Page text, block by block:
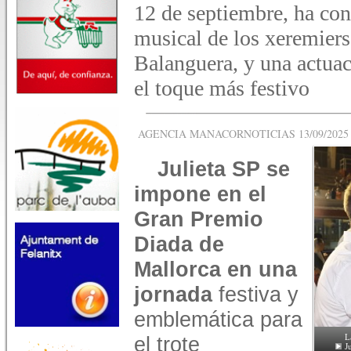
12 de septiembre, ha
musical de los
Balanguera, y una
el toque más festivo
AGENCIA MANACORNOTICIAS 13/09/
Julieta SP se
impone en el
Gran Premio
Diada de
Mallorca en una
jornadafestiva y
emblemática para
el trote